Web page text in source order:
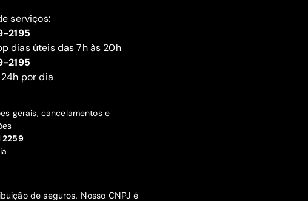
serviços:
2195
dias úteis das 7h às 20h
2195
por dia
gerais, cancelamentos e
2259
de seguros. Nosso CNPJ é